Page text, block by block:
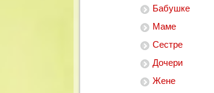
Бабушке
Маме
Сестре
Дочери
Жене